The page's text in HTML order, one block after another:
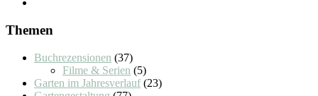
Themen
Buchrezensionen (37)
Filme & Serien (5)
Garten im Jahresverlauf(23)